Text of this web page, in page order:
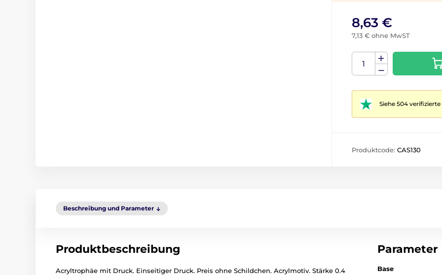
8,63 €
7,13 € ohne MwST
Siehe 504
Produktcode: CAS130
Beschreibung und Parameter
Produktbeschreibung
Acryltrophäe mit Druck. Einseitiger Druck. Preis ohne Schildchen. Acrylmotiv. Stärke 0.4
Parameter
Base